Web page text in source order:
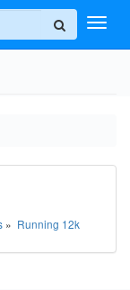
+
» Running 12k